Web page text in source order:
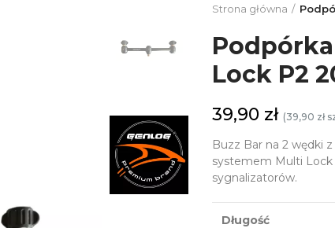
Strona główna
Lock P2
39,90 zł (39,90 zł
Buzz Bar na 2 wędki
systemem Multi
sygnalizatorów.
Długość